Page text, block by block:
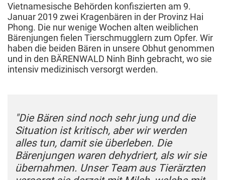
Vietnamesische Behörden konfiszierten am 9.
Januar 2019 zwei Kragenbären in der Provinz Hai
Phong. Die nur wenige Wochen alten weiblichen
Bärenjungen fielen Tierschmugglern zum Opfer. Wir
haben die beiden Bären in unsere Obhut genommen
und in den BÄRENWALD Ninh Binh gebracht, wo sie
intensiv medizinisch versorgt werden.
"Die Bären sind noch sehr jung und die
Situation ist kritisch, aber wir werden
alles tun, damit sie überleben. Die
Bärenjungen waren dehydriert, als wir sie
übernahmen. Unser Team aus Tierärzten